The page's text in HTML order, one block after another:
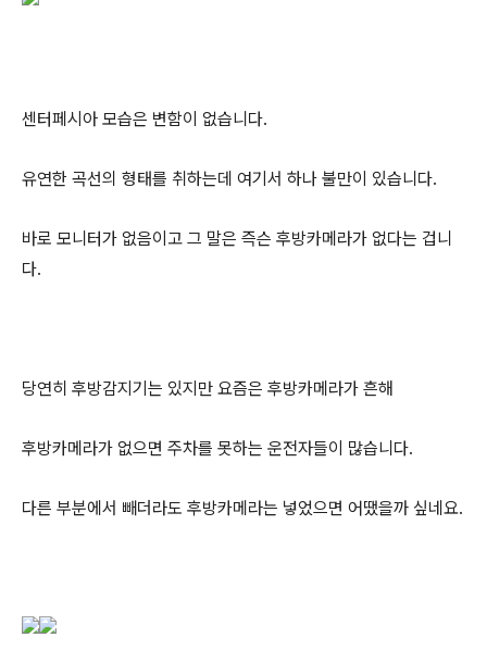
센터페시아 모습은 변함이 없습니다.
유연한 곡선의 형태를 취하는데 여기서 하나 불만이 있습니다.
바로 모니터가 없음이고 그 말은 즉슨 후방카메라가 없다는 겁니
다.
당연히 후방감지기는 있지만 요즘은 후방카메라가 흔해
후방카메라가 없으면 주차를 못하는 운전자들이 많습니다.
다른 부분에서 빼더라도 후방카메라는 넣었으면 어땠을까 싶네요.